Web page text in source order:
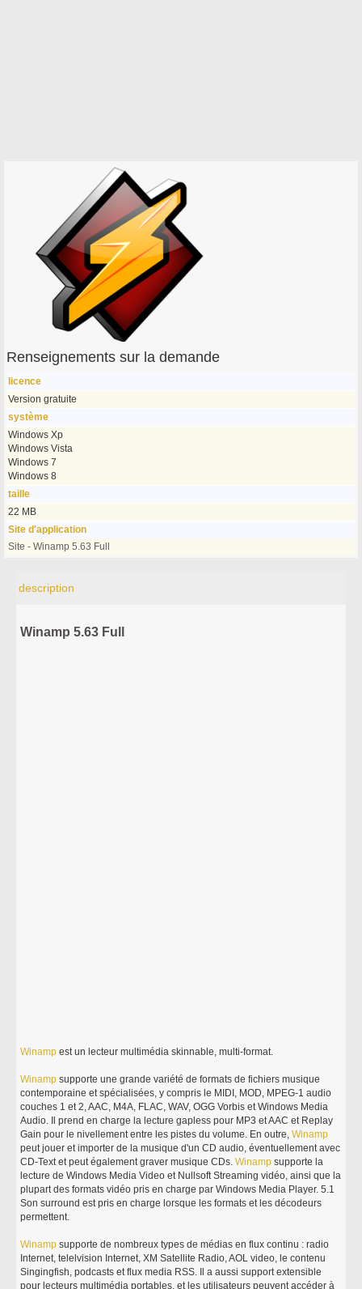
Renseignements sur la demande
licence
Version gratuite
système
Windows Xp
Windows Vista
Windows 7
Windows 8
taille
22 MB
Site d'application
Site - Winamp 5.63 Full
description
Winamp 5.63 Full
Winamp est un lecteur multimédia skinnable, multi-format.
Winamp supporte une grande variété de formats de fichiers musique
contemporaine et spécialisées, y compris le MIDI, MOD, MPEG-1 audio
couches 1 et 2, AAC, M4A, FLAC, WAV, OGG Vorbis et Windows Media
Audio. Il prend en charge la lecture gapless pour MP3 et AAC et Replay
Gain pour le nivellement entre les pistes du volume. En outre,Winamp
peut jouer et importer de la musique d'un CD audio, éventuellement avec
CD-Text et peut également graver musique CDs.Winamp supporte la
lecture de Windows Media Video et Nullsoft Streaming vidéo, ainsi que la
plupart des formats vidéo pris en charge par Windows Media Player. 5.1
Son surround est pris en charge lorsque les formats et les décodeurs
permettent.
Winamp supporte de nombreux types de médias en flux continu : radio
Internet, telelvision Internet, XM Satellite Radio, AOL video, le contenu
Singingfish, podcasts et flux media RSS. Il a aussi support extensible
pour lecteurs multimédia portables, et les utilisateurs peuvent accéder à